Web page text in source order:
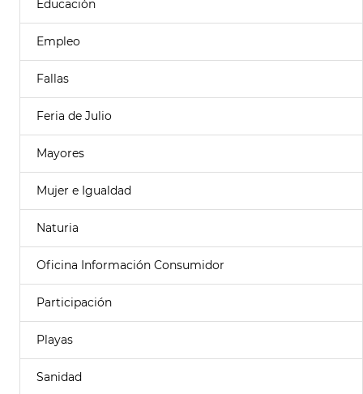
Educación
Empleo
Fallas
Feria de Julio
Mayores
Mujer e Igualdad
Naturia
Oficina Información Consumidor
Participación
Playas
Sanidad